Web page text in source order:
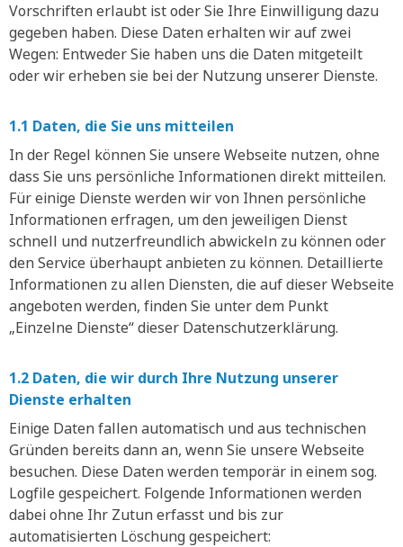
Vorschriften erlaubt ist oder Sie Ihre Einwilligung dazu
gegeben haben. Diese Daten erhalten wir auf zwei
Wegen: Entweder Sie haben uns die Daten mitgeteilt
oder wir erheben sie bei der Nutzung unserer Dienste.
1.1 Daten, die Sie uns mitteilen
In der Regel können Sie unsere Webseite nutzen, ohne
dass Sie uns persönliche Informationen direkt mitteilen.
Für einige Dienste werden wir von Ihnen persönliche
Informationen erfragen, um den jeweiligen Dienst
schnell und nutzerfreundlich abwickeln zu können oder
den Service überhaupt anbieten zu können. Detaillierte
Informationen zu allen Diensten, die auf dieser Webseite
angeboten werden, finden Sie unter dem Punkt
„Einzelne Dienste“ dieser Datenschutzerklärung.
1.2 Daten, die wir durch Ihre Nutzung unserer
Dienste erhalten
Einige Daten fallen automatisch und aus technischen
Gründen bereits dann an, wenn Sie unsere Webseite
besuchen. Diese Daten werden temporär in einem sog.
Logfile gespeichert. Folgende Informationen werden
dabei ohne Ihr Zutun erfasst und bis zur
automatisierten Löschung gespeichert: